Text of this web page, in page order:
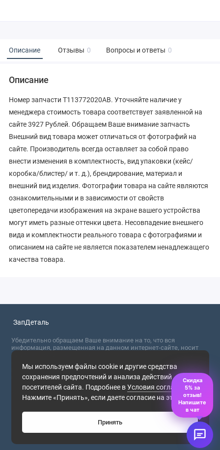
Описание Отзывы 0 Вопросы и ответы 0
Описание
Номер запчасти T113772020AB. Уточняйте наличие у
менеджера стоимость товара соответствует заявленной на
сайте 3927 Рублей. Обращаем Ваше внимание запчасть
Внешний вид товара может отличаться от фотографий на
сайте. Производитель всегда оставляет за собой право
внести изменения в комплектность, вид упаковки (кейс/
коробка/блистер/ и т. д.), брендирование, материал и
внешний вид изделия. Фотографии товара на сайте являются
ознакомительными и в зависимости от свойств
цветопередачи изображения на экране вашего устройства
могут иметь разные оттенки цвета. Несовпадение внешнего
вида и комплектности реального товара с фотографиями и
описанием на сайте не является показателем ненадлежащего
качества товара.
Мы используем файлы cookie и другие средства
сохранения предпочтений и анализа действий
посетителей сайта. Подробнее вУсловия соглашения.
Нажмите «Принять», если даете согласие на это.
Принять
ЗапДеталь
Убедительно обращаем Ваше внимание на то, что вся
информация, размещенная на данном интернет-сайте, носит
сугубо информационный характер и не являются публичной
офертой, определяемой положениями Статьи 437 (2) ГК РФ. Для
получения точной информации о стоимости товаров,
пожалуйста, обращайтесь в ближайший офис продаж.
2026
Скидка
5% за
отзыв!
Напишите
в чат